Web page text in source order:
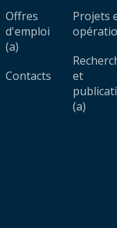
Offres
d'emploi
(a)
Contacts
Projets
et
(a)